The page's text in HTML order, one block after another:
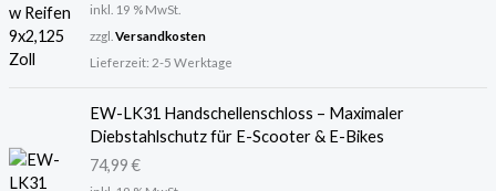
h
e
P
r
i
s
inkl. 19 % MwSt.
zzgl. Versandkosten
Lieferzeit: 2-5 Werktage
EW-LK31 Handschellenschloss – Maximaler
Diebstahlschutz für E-Scooter & E-Bikes
74,99€